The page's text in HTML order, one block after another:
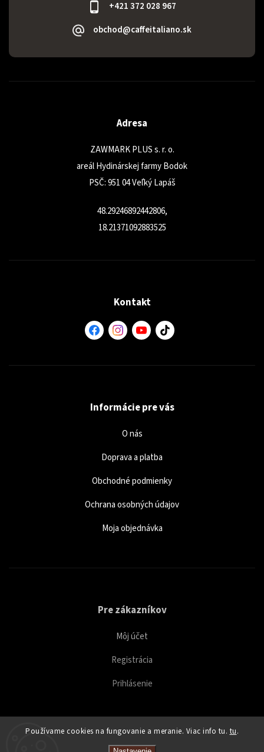
Používame cookies na fungovanie a meranie. Viac info tu. tu.
+421 372 028 967
obchod@caffeitaliano.sk
Adresa
ZAWMARK PLUS s. r. o.
areál Hydinárskej farmy Bodok
PSČ: 951 04 Veľký Lapáš
48.29246892442806,
18.21371092883525
Kontakt
Informácie pre vás
O nás
Doprava a platba
Obchodné podmienky
Ochrana osobných údajov
Moja objednávka
Pre zákazníkov
Môj účet
Registrácia
Prihlásenie
Caffeitaliano. Všetky práva vyhradené.